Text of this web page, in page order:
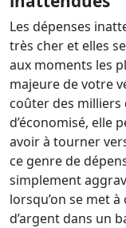
Les dépenses
très cher et elles
aux moments les
majeure de votre
coûter des milliers
d’économisé, elle
avoir à tourner
ce genre de
simplement
lorsqu’on se met
d’argent dans un